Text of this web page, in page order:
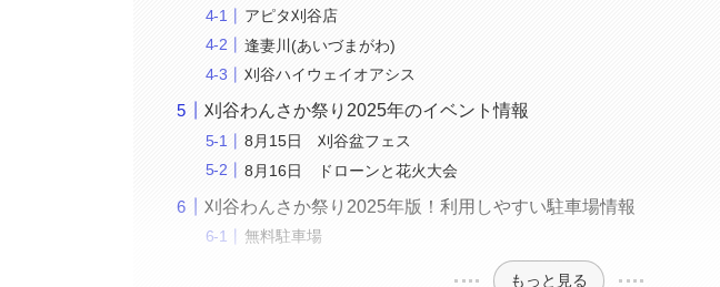
アピタ刈谷店
逢妻川(あいづまがわ)
刈谷ハイウェイオアシス
刈谷わんさか祭り2025年のイベント情報
8月15日 刈谷盆フェス
8月16日 ドローンと花火大会
刈谷わんさか祭り2025年版！利用しやすい駐車場情報
無料駐車場
もっと見る